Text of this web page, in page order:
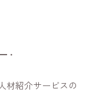
材紹介サービスの